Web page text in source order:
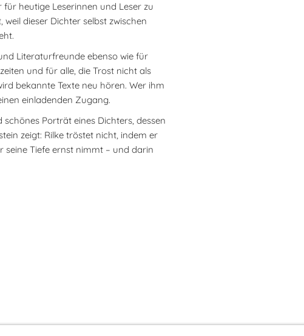
heutige Leserinnen und Leser zu
dieser Dichter selbst zwischen
Literaturfreunde ebenso wie für
und für alle, die Trost nicht als
bekannte Texte neu hören. Wer ihm
einladenden Zugang.
schönes Porträt eines Dichters, dessen
zeigt: Rilke tröstet nicht, indem er
seine Tiefe ernst nimmt – und darin